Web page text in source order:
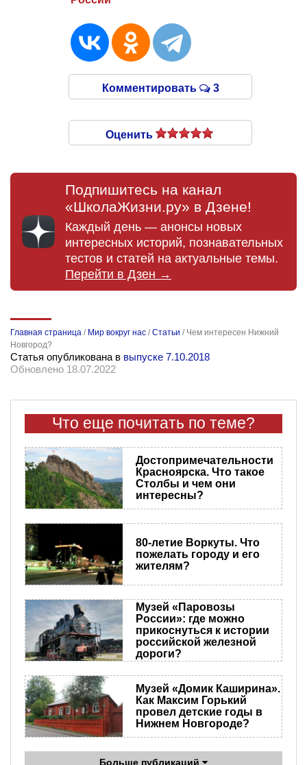
Комментировать 3
Оценить
Подпишитесь на канал
«ШколаЖизни.ру» в Дзене!
Каждый день — анонсы новых
интересных историй, познавательных
тестов и статей на актуальные темы.
Перейти в Дзен →
Главная страница / Мир вокруг нас /Статьи / Чем интересен Нижний
Новгород?
Статья опубликована в выпуске 7.10.2018
Обновлено 18.07.2022
Что еще почитать по теме?
Достопримечательности
Красноярска. Что такое
Столбы и чем они
интересны?
80-летие Воркуты. Что
пожелать городу и его
жителям?
Музей «Паровозы
России»: где можно
прикоснуться к истории
российской железной
дороги?
Музей «Домик Каширина».
Как Максим Горький
провел детские годы в
Нижнем Новгороде?
Больше публикаций